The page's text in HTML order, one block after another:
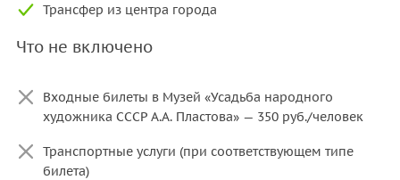
Трансфер из центра города
Что не включено
Входные билеты в Музей «Усадьба народного
художника СССР А.А. Пластова» — 350 руб./человек
Транспортные услуги (при соответствующем типе
билета)